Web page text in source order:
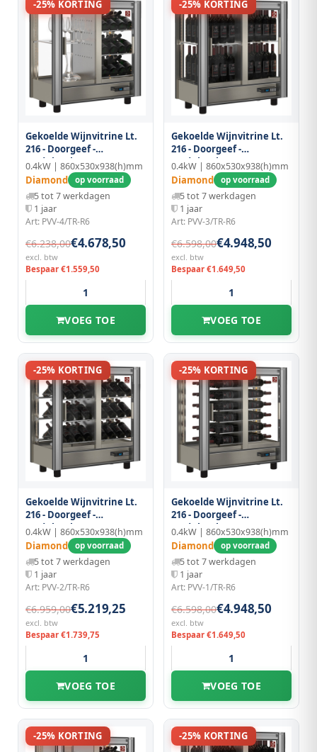
-25% KORTING
Gekoelde Wijnvitrine Lt.
216 - Doorgeef -
Moduleerbaar
0.4kW | 860x530x938(h)mm
Diamond op voorraad
5 tot 7 werkdagen
1 jaar
Art: PVV-4/TR-R6
€6.238,00€4.678,50
excl. btw
Bespaar €1.559,50
VOEG TOE
-25% KORTING
Gekoelde Wijnvitrine Lt.
216 - Doorgeef -
Moduleerbaar
0.4kW | 860x530x938(h)mm
Diamond op voorraad
5 tot 7 werkdagen
1 jaar
Art: PVV-3/TR-R6
€6.598,00€4.948,50
excl. btw
Bespaar €1.649,50
VOEG TOE
-25% KORTING
Gekoelde Wijnvitrine Lt.
216 - Doorgeef -
Moduleerbaar
0.4kW | 860x530x938(h)mm
Diamond op voorraad
5 tot 7 werkdagen
1 jaar
Art: PVV-2/TR-R6
€6.959,00€5.219,25
excl. btw
Bespaar €1.739,75
VOEG TOE
-25% KORTING
Gekoelde Wijnvitrine Lt.
216 - Doorgeef -
Moduleerbaar
0.4kW | 860x530x938(h)mm
Diamond op voorraad
5 tot 7 werkdagen
1 jaar
Art: PVV-1/TR-R6
€6.598,00€4.948,50
excl. btw
Bespaar €1.649,50
VOEG TOE
-25% KORTING -25% KORTING